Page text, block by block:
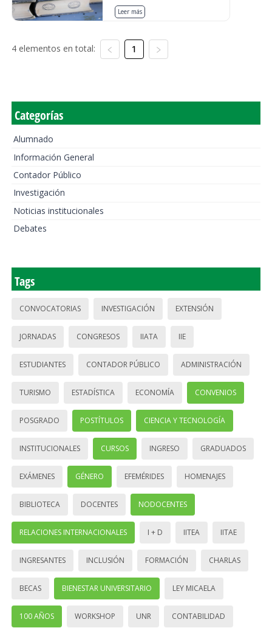
Leer más
4 elementos en total: 1
Categorías
Alumnado
Información General
Contador Público
Investigación
Noticias institucionales
Debates
Tags
CONVOCATORIAS INVESTIGACIÓN EXTENSIÓN
JORNADAS CONGRESOS IIATA IIE
ESTUDIANTES CONTADOR PÚBLICO ADMINISTRACIÓN
TURISMO ESTADÍSTICA ECONOMÍA CONVENIOS
POSGRADO POSTÍTULOS CIENCIA Y TECNOLOGÍA
INSTITUCIONALES CURSOS INGRESO GRADUADOS
EXÁMENES GÉNERO EFEMÉRIDES HOMENAJES
BIBLIOTECA DOCENTES NODOCENTES
RELACIONES INTERNACIONALES I + D IITEA IITAE
INGRESANTES INCLUSIÓN FORMACIÓN CHARLAS
BECAS BIENESTAR UNIVERSITARIO LEY MICAELA
100 AÑOS WORKSHOP UNR CONTABILIDAD